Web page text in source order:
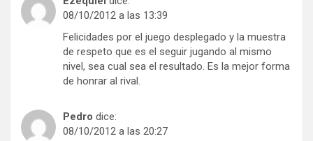
08/10/2012 a las 13:39
Felicidades por el juego desplegado y la muestra
de respeto que es el seguir jugando al mismo
nivel, sea cual sea el resultado. Es la mejor forma
de honrar al rival.
Pedro dice:
08/10/2012 a las 20:27